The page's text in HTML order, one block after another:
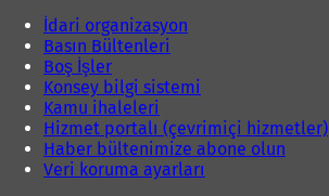
İdari organizasyon
Basın Bültenleri
Boş İşler
Konsey bilgi sistemi
Kamu ihaleleri
Hizmet portalı (çevrimiçi hizmetler)
Haber bültenimize abone olun
Veri koruma ayarları